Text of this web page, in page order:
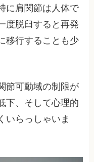
に肩関節は人体で
度脱臼すると再発
移行することも少
節可動域の制限が
下、そして心理的
いらっしゃいま